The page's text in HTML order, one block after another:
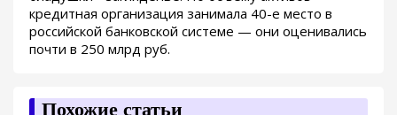
кредитная организация занимала 40-е место в
российской банковской системе — они оценивались
почти в 250 млрд руб.
Похожие статьи